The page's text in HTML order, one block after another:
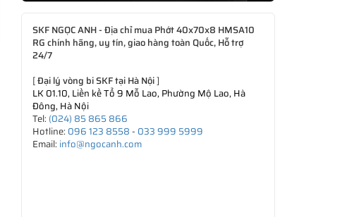
SKF NGỌC ANH - Địa chỉ mua Phớt 40x70x8 HMSA10
RG chính hãng, uy tín, giao hàng toàn Quốc, Hỗ trợ
24/7
[Đại lý vòng bi SKF tại Hà Nội]
LK 01.10, Liền kề Tổ 9 Mỗ Lao, Phường Mộ Lao, Hà
Đông, Hà Nội
Tel: (024) 85 865 866
Hotline: 096 123 8558- 033 999 5999
Email: info@ngocanh.com